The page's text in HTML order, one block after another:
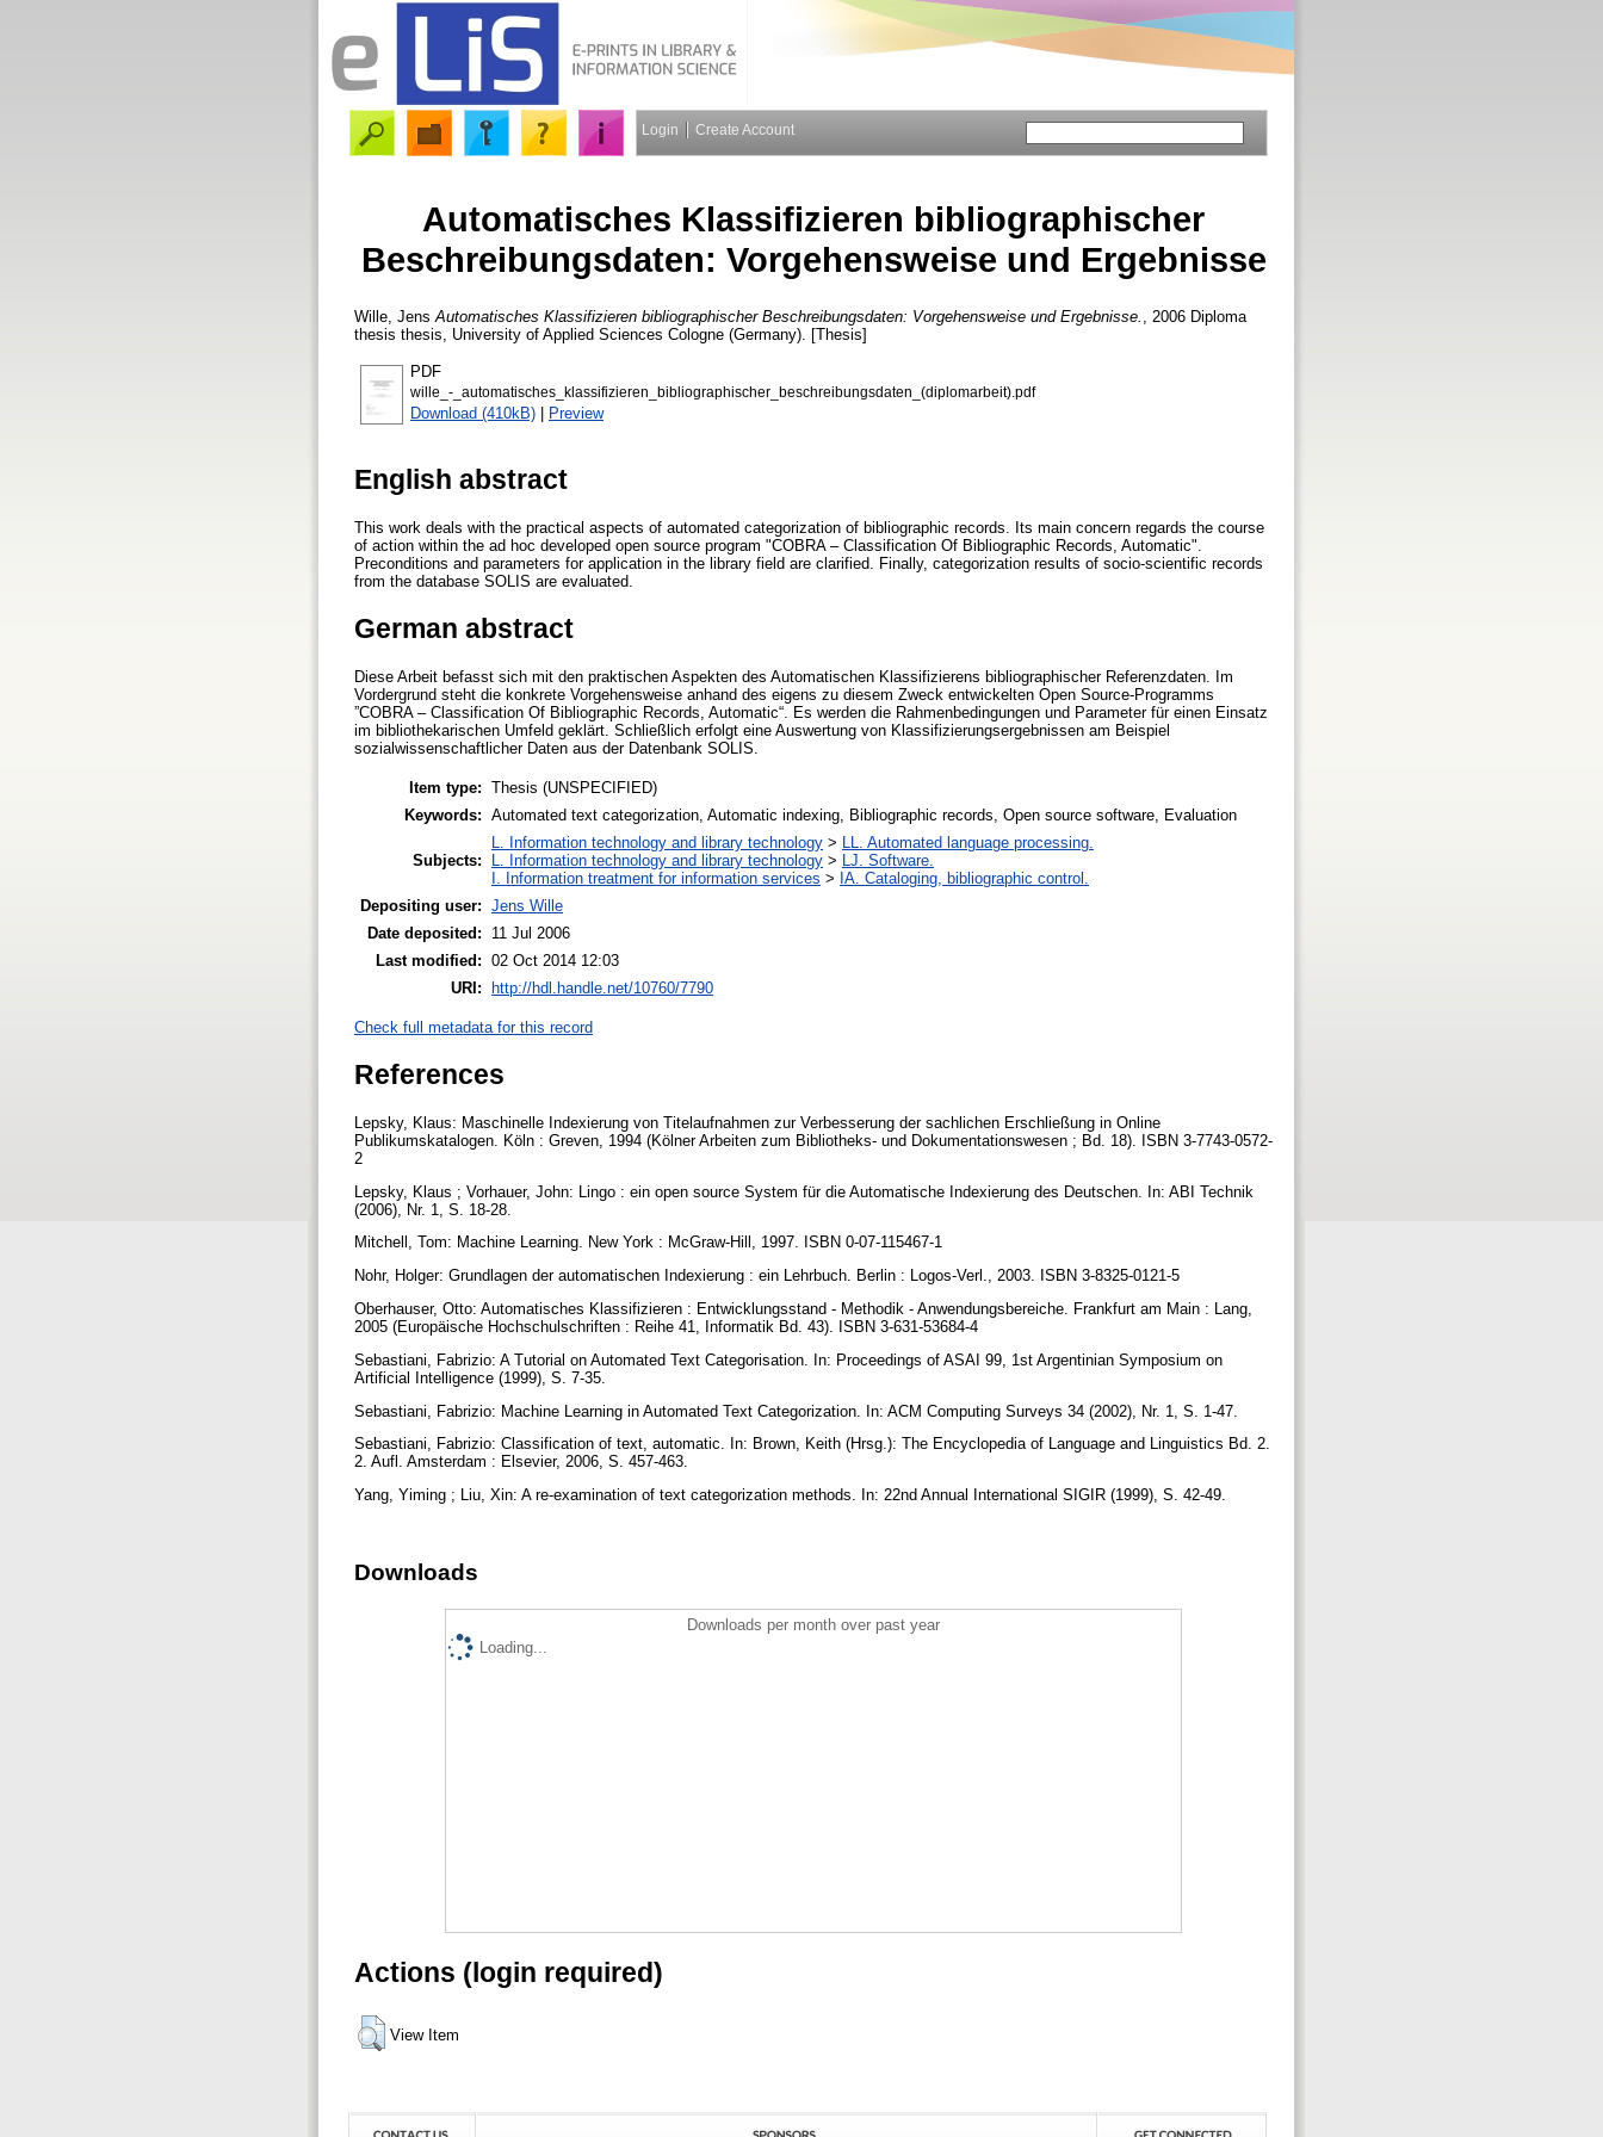
Login Create Account
Automatisches Klassifizieren bibliographischer
Beschreibungsdaten: Vorgehensweise und Ergebnisse
Wille, Jens Automatisches Klassifizieren bibliographischer Beschreibungsdaten: Vorgehensweise und Ergebnisse.
, 2006 Diploma
thesis thesis, University of Applied Sciences Cologne (Germany). [Thesis]
PDF
wille_-_automatisches_klassifizieren_bibliographischer_beschreibungsdaten_(diplomarbeit).pdf
Download (410kB) | Preview
English abstract
This work deals with the practical aspects of automated categorization of bibliographic records. Its main concern regards the course
of action within the ad hoc developed open source program "COBRA – Classification Of Bibliographic Records, Automatic".
Preconditions and parameters for application in the library field are clarified. Finally, categorization results of socio-scientific records
from the database SOLIS are evaluated.
German abstract
Diese Arbeit befasst sich mit den praktischen Aspekten des Automatischen Klassifizierens bibliographischer Referenzdaten. Im
Vordergrund steht die konkrete Vorgehensweise anhand des eigens zu diesem Zweck entwickelten Open Source-Programms
”COBRA – Classification Of Bibliographic Records, Automatic“. Es werden die Rahmenbedingungen und Parameter für einen Einsatz
im bibliothekarischen Umfeld geklärt. Schließlich erfolgt eine Auswertung von Klassifizierungsergebnissen am Beispiel
sozialwissenschaftlicher Daten aus der Datenbank SOLIS.
Item type: Thesis (UNSPECIFIED)
Keywords: Automated text categorization, Automatic indexing, Bibliographic records, Open source software, Evaluation
Subjects:
L. Information technology and library technology >
LL. Automated language processing.
L. Information technology and library technology >
LJ. Software.
I. Information treatment for information services > IA. Cataloging, bibliographic control.
Depositing user: Jens Wille
Date deposited:
11 Jul 2006
Last modified: 02 Oct 2014 12:03
URI:
http://hdl.handle.net/10760/7790
Check full metadata for this record
References
Lepsky, Klaus: Maschinelle Indexierung von Titelaufnahmen zur Verbesserung der sachlichen Erschließung in Online
Publikumskatalogen. Köln : Greven, 1994 (Kölner Arbeiten zum Bibliotheks- und Dokumentationswesen ; Bd. 18). ISBN 3-7743-0572-
2
Lepsky, Klaus ; Vorhauer, John: Lingo : ein open source System für die Automatische Indexierung des Deutschen. In: ABI Technik
(2006), Nr. 1, S. 18-28.
Mitchell, Tom: Machine Learning. New York : McGraw-Hill, 1997. ISBN 0-07-115467-1
Nohr, Holger: Grundlagen der automatischen Indexierung : ein Lehrbuch. Berlin : Logos-Verl., 2003. ISBN 3-8325-0121-5
Oberhauser, Otto: Automatisches Klassifizieren : Entwicklungsstand - Methodik - Anwendungsbereiche. Frankfurt am Main : Lang,
2005 (Europäische Hochschulschriften : Reihe 41, Informatik Bd. 43). ISBN 3-631-53684-4
Sebastiani, Fabrizio: A Tutorial on Automated Text Categorisation. In: Proceedings of ASAI 99, 1st Argentinian Symposium on
Artificial Intelligence (1999), S. 7-35.
Sebastiani, Fabrizio: Machine Learning in Automated Text Categorization. In: ACM Computing Surveys 34 (2002), Nr. 1, S. 1-47.
Sebastiani, Fabrizio: Classification of text, automatic. In: Brown, Keith (Hrsg.): The Encyclopedia of Language and Linguistics Bd. 2.
2. Aufl. Amsterdam : Elsevier, 2006, S. 457-463.
Yang, Yiming ; Liu, Xin: A re-examination of text categorization methods. In: 22nd Annual International SIGIR (1999), S. 42-49.
Downloads
Downloads per month over past year
Loading...
Actions (login required)
View Item